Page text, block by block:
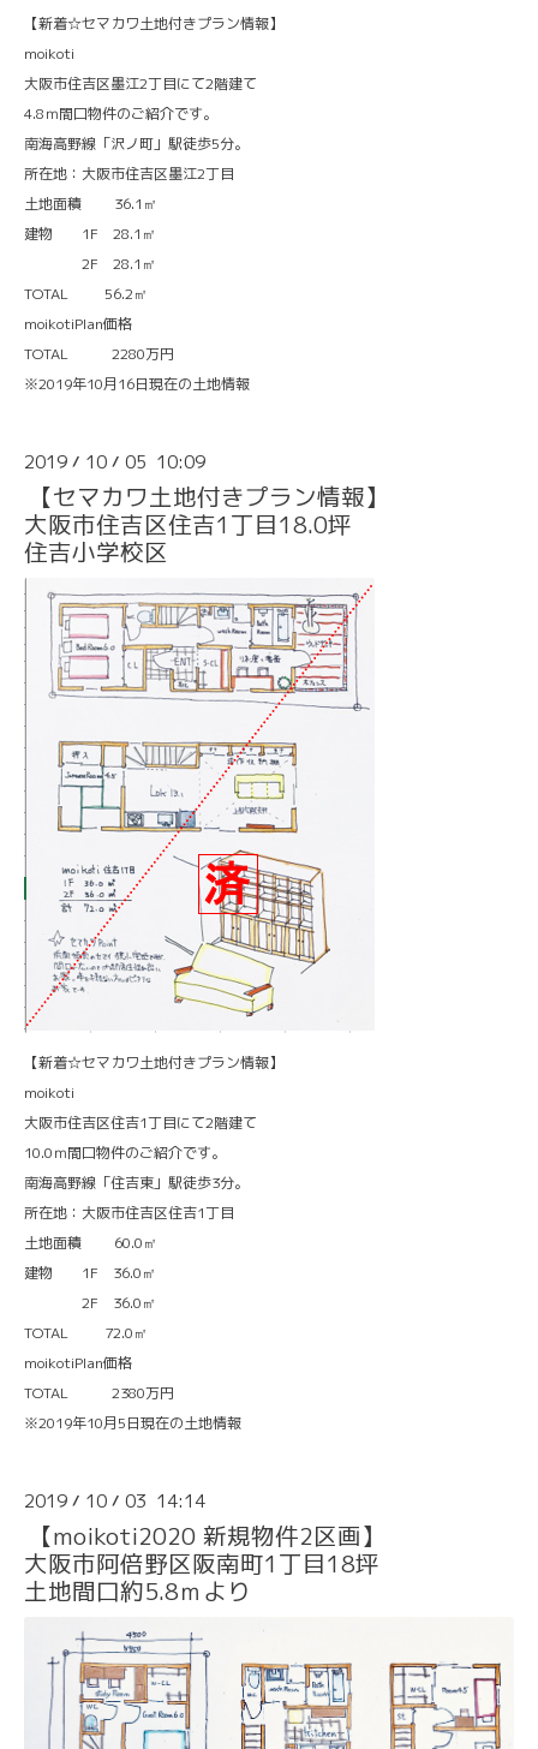
【新着☆セマカワ土地付きプラン情報】
moikoti
大阪市住吉区墨江2丁目にて2階建て
4.8ｍ間口物件のご紹介です。
南海高野線「沢ノ町」駅徒歩5分。
所在地：大阪市住吉区墨江2丁目
土地面積 36.1㎡
建物 1F 28.1㎡
2F 28.1㎡
TOTAL 56.2㎡
moikotiPlan価格
TOTAL 2280万円
※2019年10月16日現在の土地情報
2019 / 10 / 05 10:09
【セマカワ土地付きプラン情報】
大阪市住吉区住吉1丁目18.0坪
住吉小学校区
【新着☆セマカワ土地付きプラン情報】
moikoti
大阪市住吉区住吉1丁目にて2階建て
10.0ｍ間口物件のご紹介です。
南海高野線「住吉東」駅徒歩3分。
所在地：大阪市住吉区住吉1丁目
土地面積 60.0㎡
建物 1F 36.0㎡
2F 36.0㎡
TOTAL 72.0㎡
moikotiPlan価格
TOTAL 2380万円
※2019年10月5日現在の土地情報
2019 / 10 / 03 14:14
【moikoti2020 新規物件2区画】
大阪市阿倍野区阪南町1丁目18坪
土地間口約5.8ｍより